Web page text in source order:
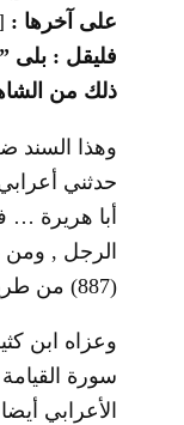
على آخرها :
فليقل : بلى ”
ذلك من
وهذا السند
حدثني
أبا هريرة …
الرجل , ومن
(887) من طريق هذا الأعرابي .
سورة
الأعرابي